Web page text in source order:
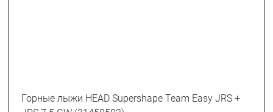
Горные лыжи HEAD Supershape Team Easy JRS +